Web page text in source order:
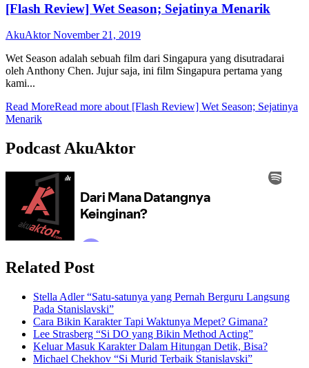
[Flash Review] Wet Season; Sejatinya Menarik
AkuAktorNovember 21, 2019
Wet Season adalah sebuah film dari Singapura yang disutradarai
oleh Anthony Chen. Jujur saja, ini film Singapura pertama yang
kami...
Read MoreRead more about [Flash Review] Wet Season; Sejatinya
Menarik
Podcast AkuAktor
Related Post
Stella Adler “Satu-satunya yang Pernah Berguru Langsung
Pada Stanislavski”
Cara Bikin Karakter Tapi Waktunya Mepet? Gimana?
Lee Strasberg “Si DO yang Bikin Method Acting”
Keluar Masuk Karakter Dalam Hitungan Detik, Bisa?
Michael Chekhov “Si Murid Terbaik Stanislavski”